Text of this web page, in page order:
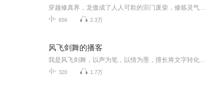
656 2.3万
风飞剑舞的播客
320 1.7万